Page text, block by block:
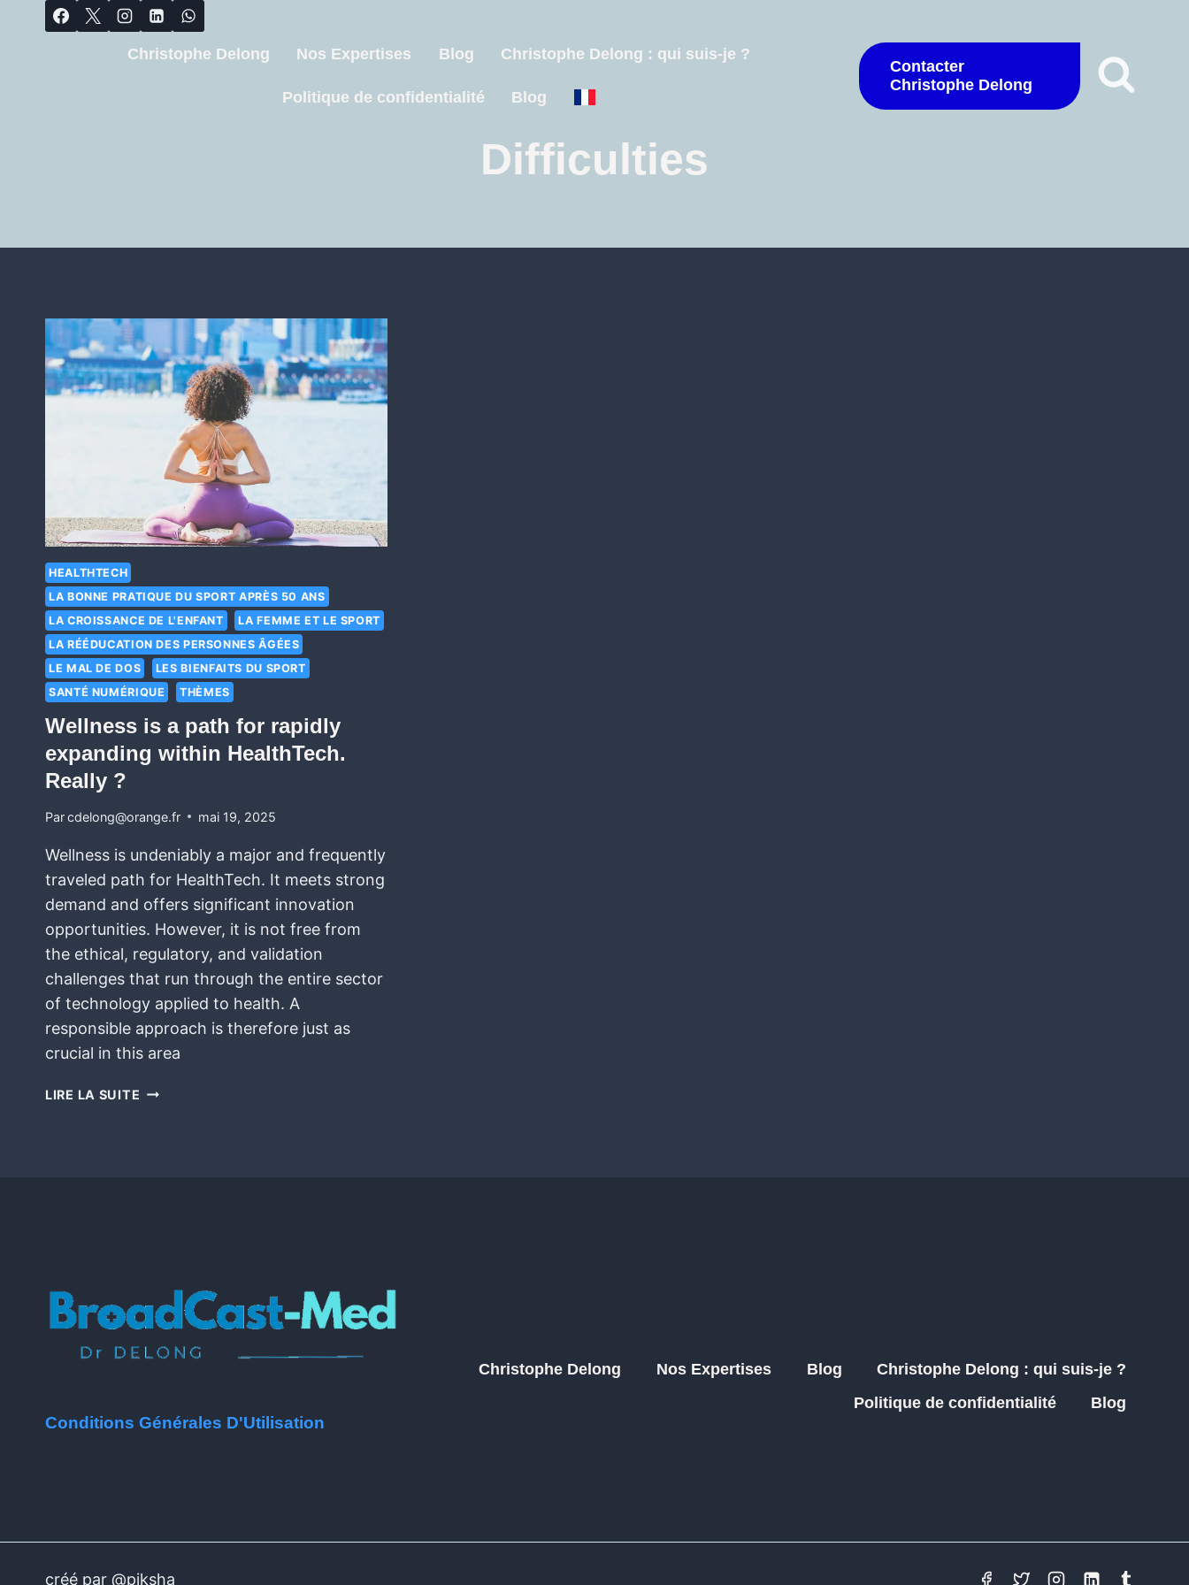
Christophe Delong Nos Expertises Blog Christophe Delong : qui suis-je ?
Politique de confidentialité Blog
Contacter
Christophe Delong
Difficulties
HEALTHTECH
LA BONNE PRATIQUE DU SPORT APRÈS 50 ANS
LA CROISSANCE DE L'ENFANT
LA FEMME ET LE SPORT
LA RÉÉDUCATION DES PERSONNES ÂGÉES
LE MAL DE DOS
LES BIENFAITS DU SPORT
SANTÉ NUMÉRIQUE
THÈMES
Wellness is a path for rapidly
expanding within HealthTech.
Really ?
Parcdelong@orange.fr mai 19, 2025
Wellness is undeniably a major and frequently
traveled path for HealthTech. It meets strong
demand and offers significant innovation
opportunities. However, it is not free from
the ethical, regulatory, and validation
challenges that run through the entire sector
of technology applied to health. A
responsible approach is therefore just as
crucial in this area
LIRE LA SUITE
Conditions Générales D'Utilisation
Christophe Delong Nos Expertises Blog
Christophe Delong : qui suis-je ?
Politique de confidentialité
Blog
créé par @piksha